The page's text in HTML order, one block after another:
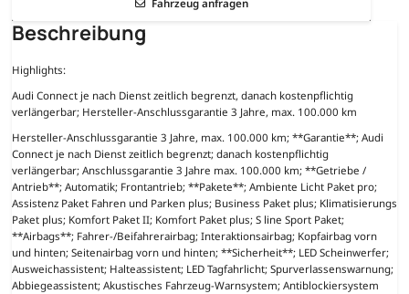
Fahrzeug anfragen
Beschreibung
Highlights:
Audi Connect je nach Dienst zeitlich begrenzt, danach kostenpflichtig
verlängerbar; Hersteller-Anschlussgarantie 3 Jahre, max. 100.000 km
Hersteller-Anschlussgarantie 3 Jahre, max. 100.000 km; **Garantie**; Audi
Connect je nach Dienst zeitlich begrenzt; danach kostenpflichtig
verlängerbar; Anschlussgarantie 3 Jahre max. 100.000 km; **Getriebe /
Antrieb**; Automatik; Frontantrieb; **Pakete**; Ambiente Licht Paket pro;
Assistenz Paket Fahren und Parken plus; Business Paket plus; Klimatisierungs
Paket plus; Komfort Paket II; Komfort Paket plus; S line Sport Paket;
**Airbags**; Fahrer-/Beifahrerairbag; Interaktionsairbag; Kopfairbag vorn
und hinten; Seitenairbag vorn und hinten; **Sicherheit**; LED Scheinwerfer;
Ausweichassistent; Halteassistent; LED Tagfahrlicht; Spurverlassenswarnung;
Abbiegeassistent; Akustisches Fahrzeug-Warnsystem; Antiblockiersystem